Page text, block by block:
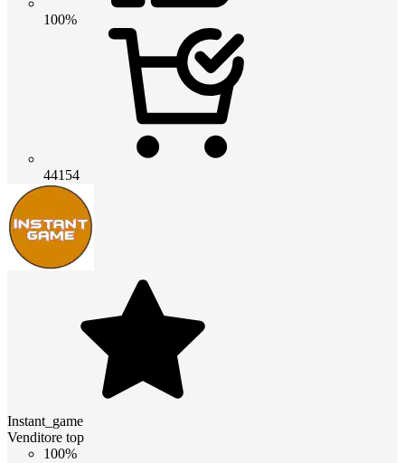
100%
44154
Instant_game
Venditore top
100%